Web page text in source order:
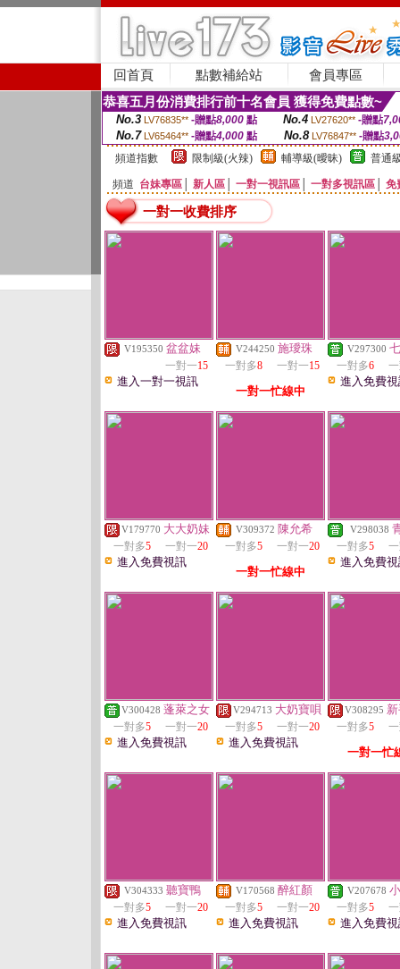
回首頁 點數補給站 會員專區
恭喜五月份消費排行前十名會員 獲得免費點數~
No.3 LV76835** -贈點8,000點 No.4 LV27620** -贈點
No.7 LV65464** -贈點4,000 點 No.8 LV76847** -贈點
頻道指數
限制級(火辣) 輔導級(曖昧) 普通
頻道 台妹專區 新人區 一對一視訊區 一對多視訊區 免
一對一收費排序
V195350 盆盆妹
一對一15
進入一對一視訊
V244250 施璦珠
一對多8 一對一15
一對一忙線中
V297300
一對多6
進入免費
V179770 大大奶妹
一對多5 一對一20
進入免費視訊
V309372 陳允希
一對多5 一對一20
一對一忙線中
V298038
一對多5
進入免費
V300428 蓬萊之女
一對多5 一對一20
進入免費視訊
V294713 大奶寶唄
一對多5 一對一20
進入免費視訊
V308295
一對多5
一對一忙
V304333 聽寶鴨
一對多5 一對一20
進入免費視訊
V170568 醉紅顏
一對多5 一對一20
進入免費視訊
V207678
一對多5
進入免費